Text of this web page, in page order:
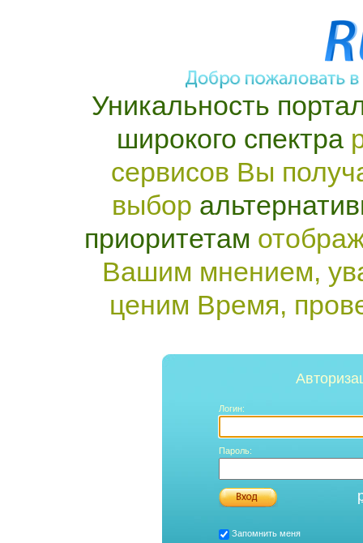
Уникальность
широкого спектра
сервисов Вы
выбор
приоритетам
Вашим мнением,
ценим Время,
Логин:
Пароль:
Запомнить меня